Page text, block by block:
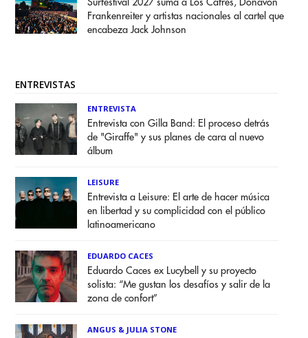
Surfestival 2027 suma a Los Cafres, Donavon
Frankenreiter y artistas nacionales al cartel que
encabeza Jack Johnson
ENTREVISTAS
ENTREVISTA
Entrevista con Gilla Band: El proceso detrás
de "Giraffe" y sus planes de cara al nuevo
álbum
LEISURE
Entrevista a Leisure: El arte de hacer música
en libertad y su complicidad con el público
latinoamericano
EDUARDO CACES
Eduardo Caces ex Lucybell y su proyecto
solista: “Me gustan los desafíos y salir de la
zona de confort”
ANGUS & JULIA STONE